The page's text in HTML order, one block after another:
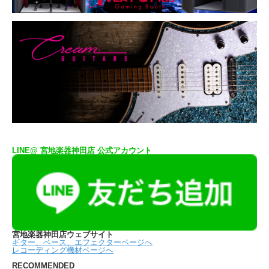
LINE@ 宮地楽器神田店 公式アカウント
宮地楽器神田店ウェブサイト
ギター、ベース、エフェクターページへ
レコーディング機材ページへ
RECOMMENDED